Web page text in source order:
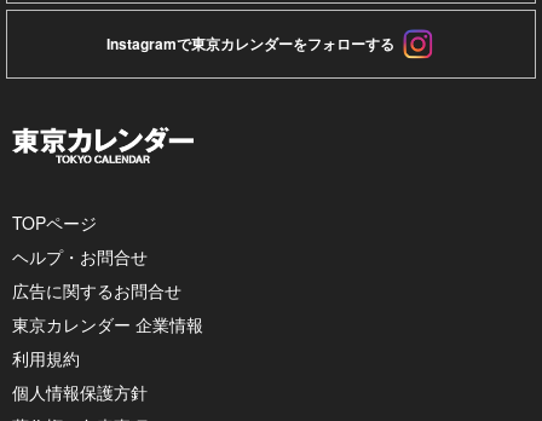
Instagramで東京カレンダーをフォローする
TOPページ
ヘルプ・お問合せ
広告に関するお問合せ
東京カレンダー 企業情報
利用規約
個人情報保護方針